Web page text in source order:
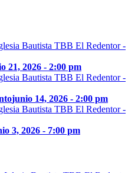
21, 2026 - 2:00 pm
junio 14, 2026 - 2:00 pm
3, 2026 - 7:00 pm